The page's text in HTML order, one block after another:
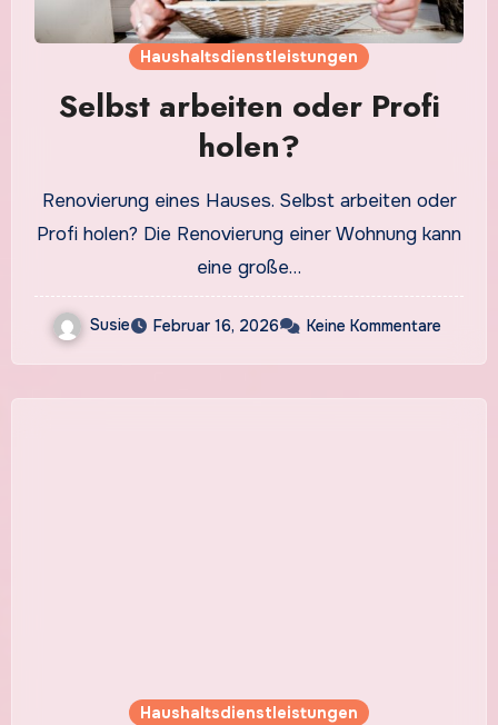
Haushaltsdienstleistungen
Selbst arbeiten oder Profi
holen?
Renovierung eines Hauses. Selbst arbeiten oder
Profi holen? Die Renovierung einer Wohnung kann
eine große…
Susie Februar 16, 2026 Keine Kommentare
Haushaltsdienstleistungen